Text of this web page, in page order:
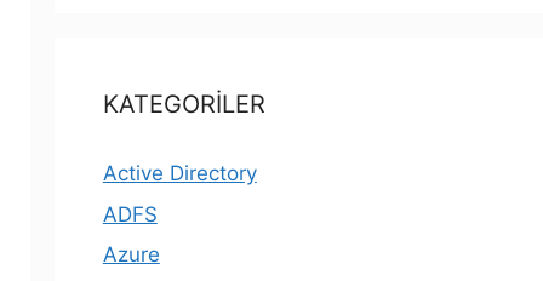
KATEGORİLER
Active Directory
ADFS
Azure